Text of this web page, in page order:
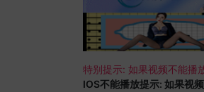
特别提示: 如果视频不能播
IOS不能播放提示: 如果视